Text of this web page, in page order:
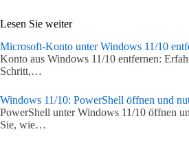
Lesen Sie weiter
Microsoft-Konto unter Windows 11/10
Konto aus Windows 11/10 entfernen:
Schritt,…
Windows 11/10: PowerShell öffnen und
PowerShell unter Windows 11/10 öffnen
Sie, wie…